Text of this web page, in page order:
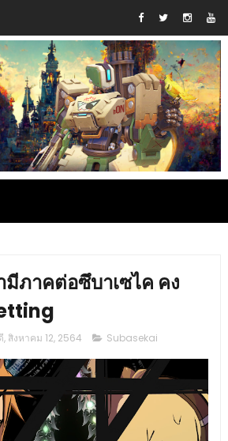
มีภาคต่อซึบาเซไค คง
สิงหาคม 12, 2564 Subasekai